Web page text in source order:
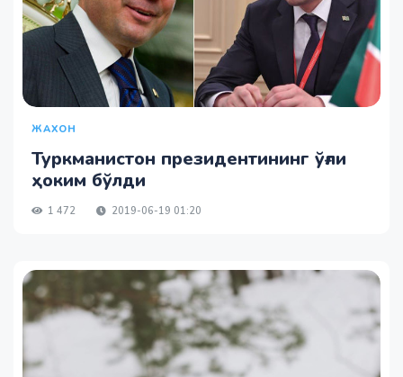
ЖАХОН
Туркманистон президентининг ўғли
ҳоким бўлди
1 472 2019-06-19 01:20